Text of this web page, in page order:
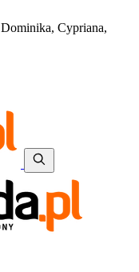
Dominika, Cypriana,